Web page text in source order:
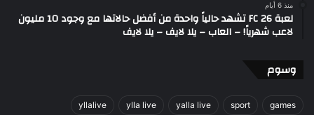
منذ 6 أيام
لعبة FC 26 تشهد حالياً واحدة من أفضل حالاتها مع وجود 10 مليون
لاعب شهرياً! – العاب – يلا لايف – يلا لايف
وسوم
games
sport
yalla live
ylla live
yllalive